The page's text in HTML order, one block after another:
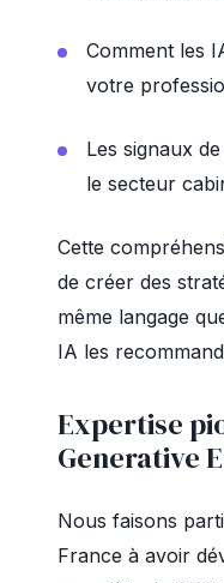
Comment les
votre
Les signaux
le secteur
Cette
de créer des
même langage
IA les
Expertise
Generative
Nous faisons
France à avoir